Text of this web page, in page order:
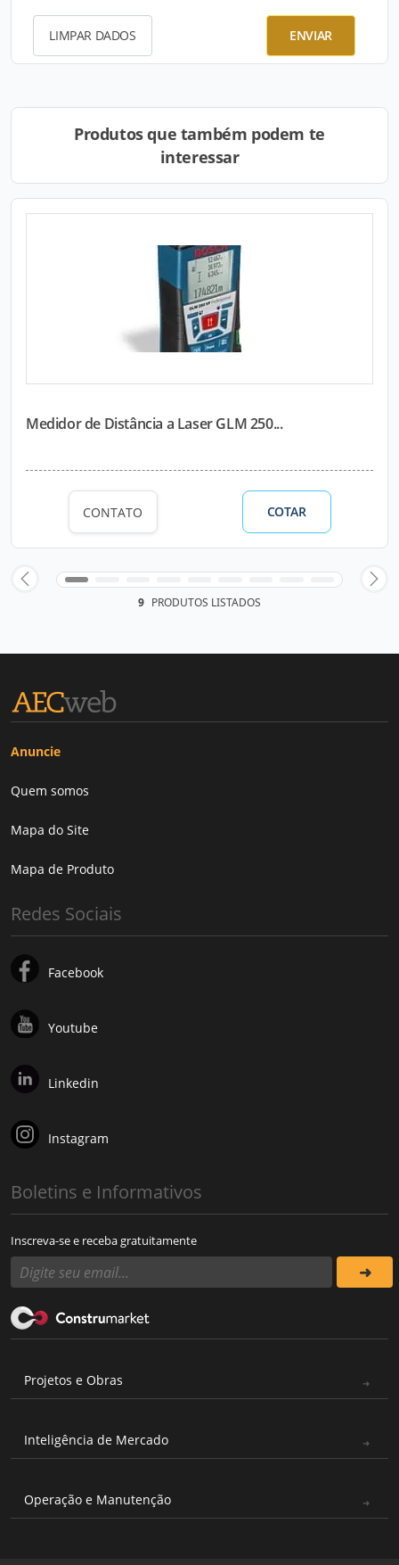
LIMPAR DADOS ENVIAR
Produtos que também podem te
interessar
Medidor de Distância a Laser GLM 250...
CONTATO COTAR
9 PRODUTOS LISTADOS
Anuncie
Quem somos
Mapa do Site
Mapa de Produto
Redes Sociais
Facebook
Youtube
Linkedin
Instagram
Boletins e Informativos
Inscreva-se e receba gratuitamente
Projetos e Obras
Inteligência de Mercado
Operação e Manutenção